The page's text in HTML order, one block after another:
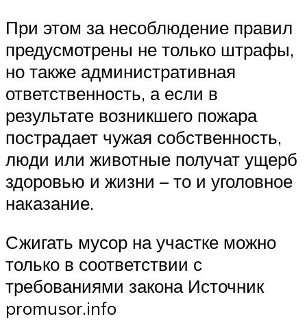
При этом за несоблюдение правил
предусмотрены не только штрафы,
но также административная
ответственность, а если в
результате возникшего пожара
пострадает чужая собственность,
люди или животные получат ущерб
здоровью и жизни – то и уголовное
наказание.
Сжигать мусор на участке можно
только в соответствии с
требованиями закона Источник
promusor.info